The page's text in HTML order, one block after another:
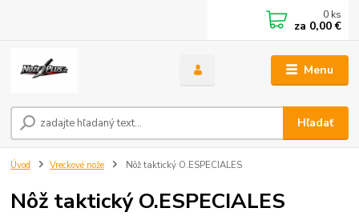
Menu
Hľadať
0 ks
za 0,00 €
Úvod Vreckové nože Nôž taktický O.ESPECIALES
Nôž taktický O.ESPECIALES